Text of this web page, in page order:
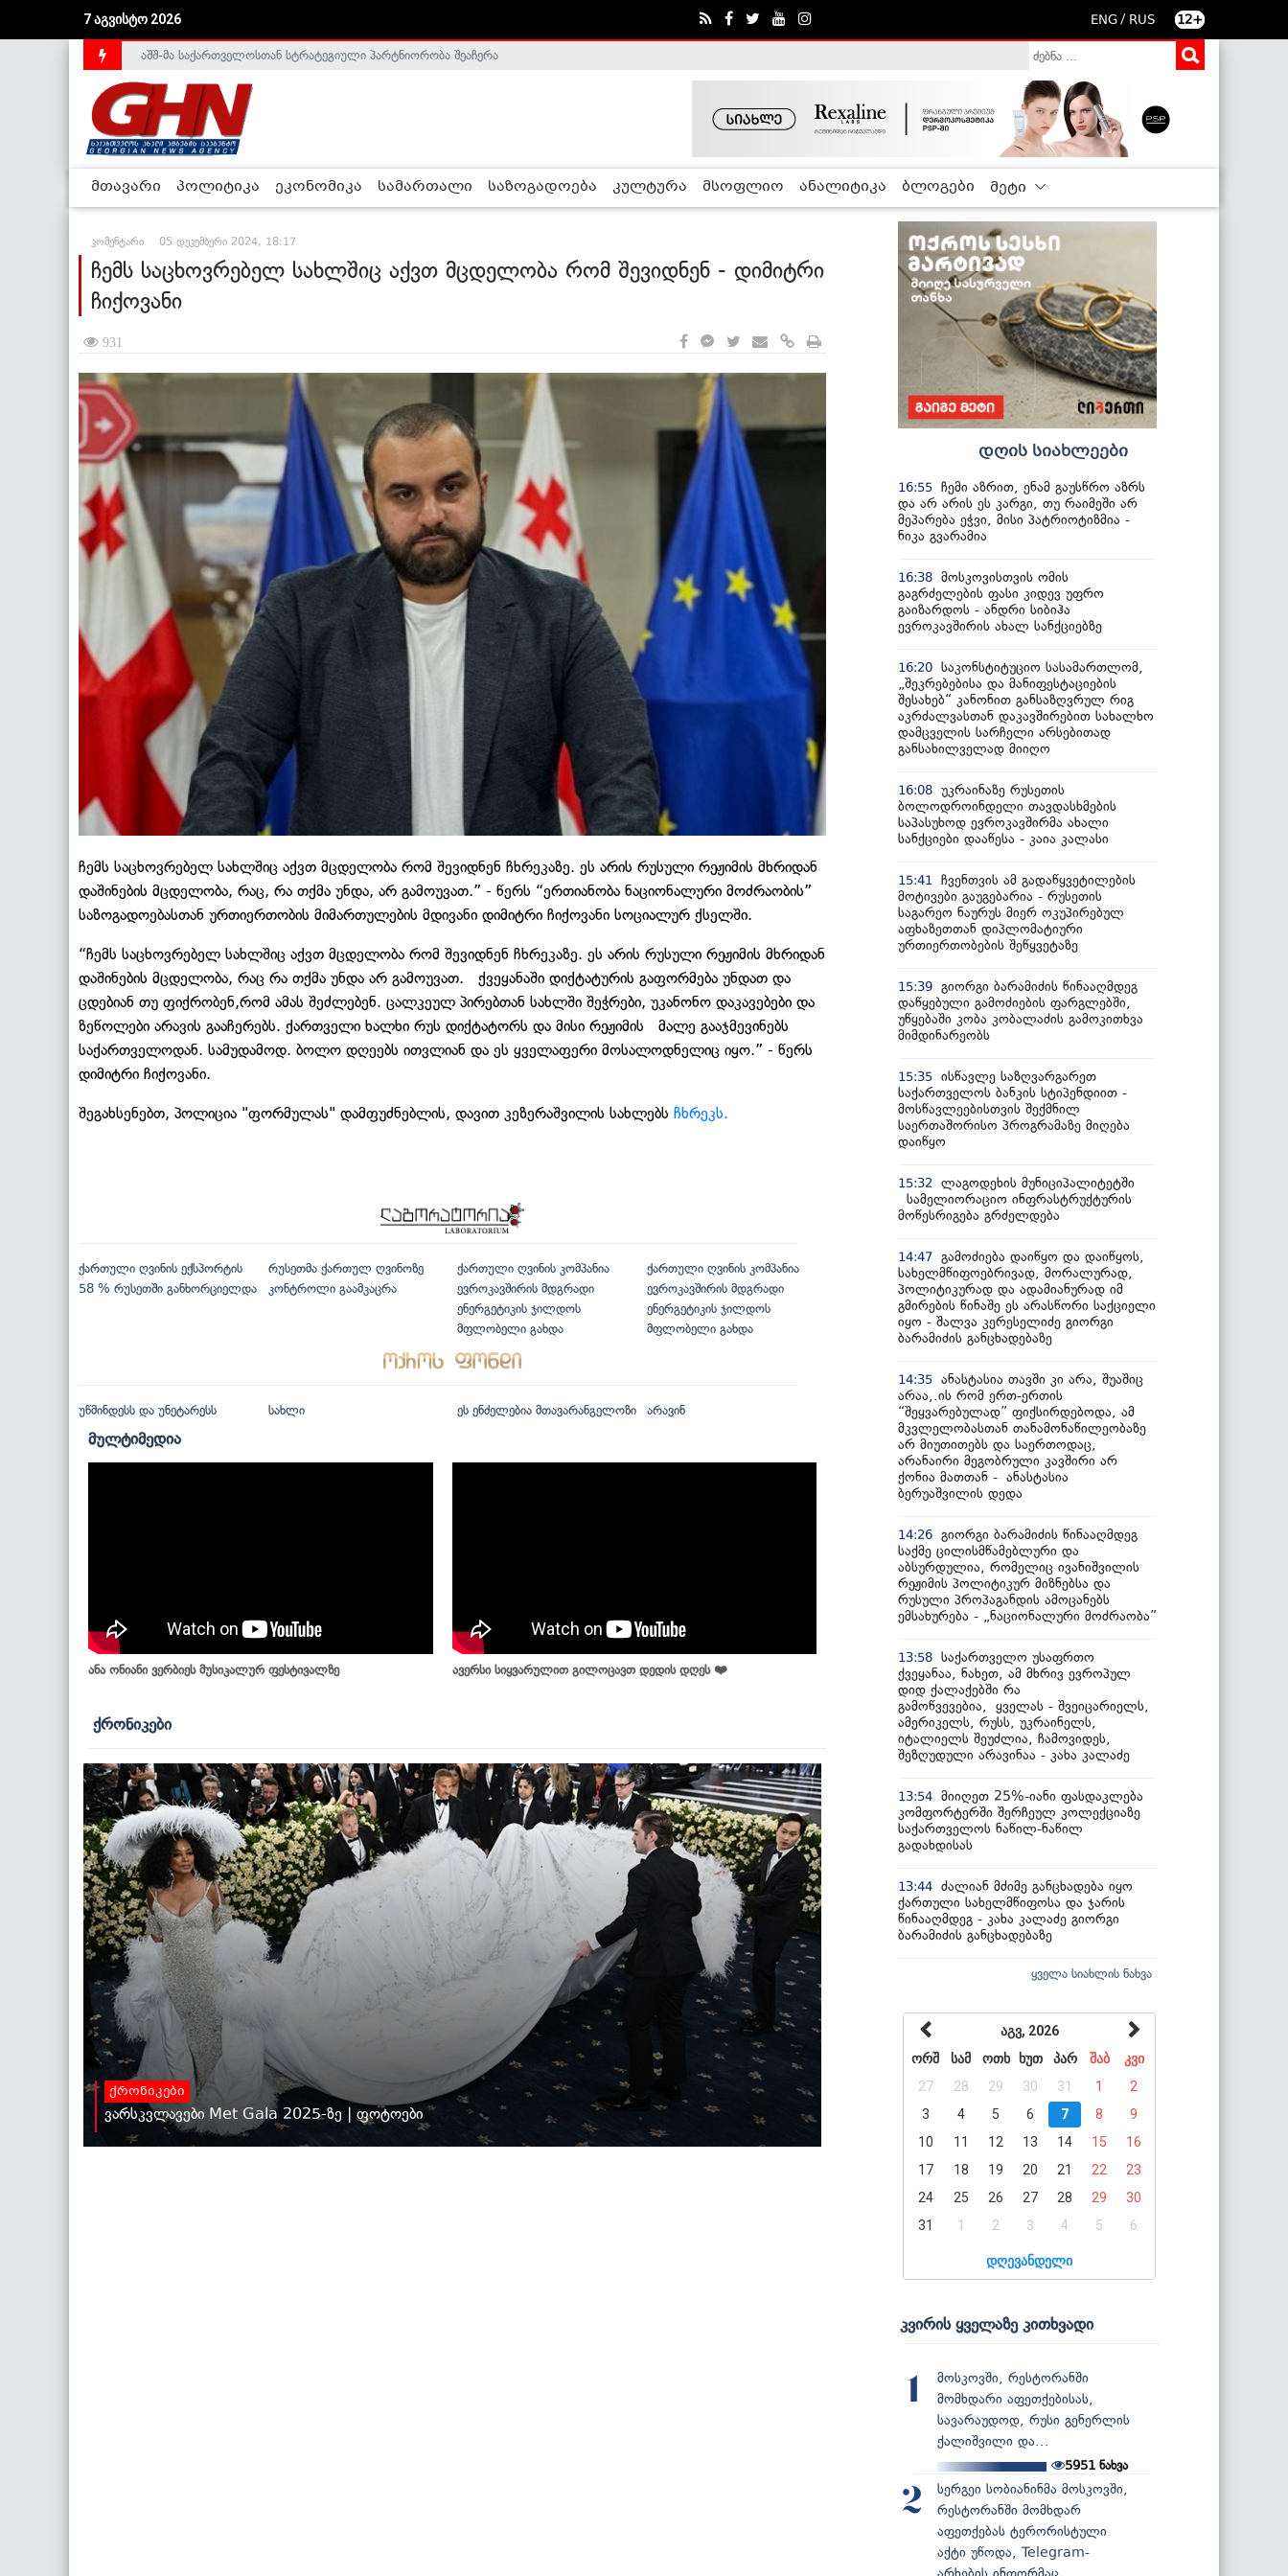
7 აგვისტო 2026 ENG / RUS 12+
საქართველოს დე-ფაქტო მთავრობა არალეგიტიმურია - ჰელსინკის კომისია
აშშ-მა საქართველოსთან სტრატეგიული პარტნიორობა შეაჩერა
მთავარი პოლიტიკა ეკონომიკა სამართალი საზოგადოება კულტურა მსოფლიო ანალიტიკა ბლოგები მეტი
კომენტარი 05 დეკემბერი 2024, 18:17
ჩემს საცხოვრებელ სახლშიც აქვთ მცდელობა რომ შევიდნენ - დიმიტრი
ჩიქოვანი
931
ჩემს საცხოვრებელ სახლშიც აქვთ მცდელობა რომ შევიდნენ ჩხრეკაზე. ეს არის რუსული რეჟიმის მხრიდან
დაშინების მცდელობა, რაც, რა თქმა უნდა, არ გამოუვათ.” - წერს “ერთიანობა ნაციონალური მოძრაობის”
საზოგადოებასთან ურთიერთობის მიმართულების მდივანი დიმიტრი ჩიქოვანი სოციალურ ქსელში.
“ჩემს საცხოვრებელ სახლშიც აქვთ მცდელობა რომ შევიდნენ ჩხრეკაზე. ეს არის რუსული რეჟიმის მხრიდან
დაშინების მცდელობა, რაც რა თქმა უნდა არ გამოუვათ. ქვეყანაში დიქტატურის გაფორმება უნდათ და
ცდებიან თუ ფიქრობენ,რომ ამას შეძლებენ. ცალკეულ პირებთან სახლში შეჭრები, უკანონო დაკავებები და
ზეწოლები არავის გააჩერებს. ქართველი ხალხი რუს დიქტატორს და მისი რეჟიმის მალე გააჯმევინებს
საქართველოდან. სამუდამოდ. ბოლო დღეებს ითვლიან და ეს ყველაფერი მოსალოდნელიც იყო.” - წერს
დიმიტრი ჩიქოვანი.
შეგახსენებთ, პოლიცია "ფორმულას" დამფუძნებლის, დავით კეზერაშვილის სახლებს ჩხრეკს.
ქართული ღვინის ექსპორტის
58 % რუსეთში განხორციელდა
რუსეთმა ქართულ ღვინოზე
კონტროლი გაამკაცრა
ქართული ღვინის კომპანია
ევროკავშირის მდგრადი
ენერგეტიკის ჯილდოს
მფლობელი გახდა
ქართული ღვინის კომპანია
ევროკავშირის მდგრადი
ენერგეტიკის ჯილდოს
მფლობელი გახდა
უწმინდესს და უნეტარესს სახლი ეს ენძელებია მთავარანგელოზი არავინ
მულტიმედია
ანა ონიანი ვერბიეს მუსიკალურ ფესტივალზე ავერსი სიყვარულით გილოცავთ დედის დღეს ❤️
ქრონიკები
ქრონიკები
ვარსკვლავები Met Gala 2025-ზე | ფოტოები
დღის სიახლეები
16:55 ჩემი აზრით, ენამ გაუსწრო აზრს
და არ არის ეს კარგი, თუ რაიმეში არ
მეპარება ეჭვი, მისი პატრიოტიზმია -
ნიკა გვარამია
16:38 მოსკოვისთვის ომის
გაგრძელების ფასი კიდევ უფრო
გაიზარდოს - ანდრი სიბიჰა
ევროკავშირის ახალ სანქციებზე
16:20 საკონსტიტუციო სასამართლომ,
„შეკრებებისა და მანიფესტაციების
შესახებ“ კანონით განსაზღვრულ რიგ
აკრძალვასთან დაკავშირებით სახალხო
დამცველის სარჩელი არსებითად
განსახილველად მიიღო
16:08 უკრაინაზე რუსეთის
ბოლოდროინდელი თავდასხმების
საპასუხოდ ევროკავშირმა ახალი
სანქციები დააწესა - კაია კალასი
15:41
ჩვენთვის ამ გადაწყვეტილების
მოტივები გაუგებარია - რუსეთის
საგარეო ნაურუს მიერ ოკუპირებულ
აფხაზეთთან დიპლომატიური
ურთიერთობების შეწყვეტაზე
15:39 გიორგი ბარამიძის წინააღმდეგ
დაწყებული გამოძიების ფარგლებში,
უწყებაში კობა კობალაძის გამოკითხვა
მიმდინარეობს
15:35 ისწავლე საზღვარგარეთ
საქართველოს ბანკის სტიპენდიით -
მოსწავლეებისთვის შექმნილ
საერთაშორისო პროგრამაზე მიღება
დაიწყო
15:32
ლაგოდეხის მუნიციპალიტეტში
სამელიორაციო ინფრასტრუქტურის
მოწესრიგება გრძელდება
14:47 გამოძიება დაიწყო და დაიწყოს,
სახელმწიფოებრივად, მორალურად,
პოლიტიკურად და ადამიანურად იმ
გმირების წინაშე ეს არასწორი საქციელი
იყო - შალვა კერესელიძე გიორგი
ბარამიძის განცხადებაზე
14:35 ანასტასია თავში კი არა, შუაშიც
არაა,.ის რომ ერთ-ერთის
“შეყვარებულად” ფიქსირდებოდა, ამ
მკვლელობასთან თანამონაწილეობაზე
არ მიუთითებს და საერთოდაც,
არანაირი მეგობრული კავშირი არ
ქონია მათთან - ანასტასია
ბერუაშვილის დედა
14:26 გიორგი ბარამიძის წინააღმდეგ
საქმე ცილისმწამებლური და
აბსურდულია, რომელიც ივანიშვილის
რეჟიმის პოლიტიკურ მიზნებსა და
რუსული პროპაგანდის ამოცანებს
ემსახურება - „ნაციონალური მოძრაობა”
13:58 საქართველო უსაფრთო
ქვეყანაა, ნახეთ, ამ მხრივ ევროპულ
დიდ ქალაქებში რა
გამოწვევებია, ყველას - შვეიცარიელს,
ამერიკელს, რუსს, უკრაინელს,
იტალიელს შეუძლია, ჩამოვიდეს,
შეზღუდული არავინაა - კახა კალაძე
13:54 მიიღეთ 25%-იანი ფასდაკლება
კომფორტერში შერჩეულ კოლექციაზე
საქართველოს ნაწილ-ნაწილ
გადახდისას
13:44 ძალიან მძიმე განცხადება იყო
ქართული სახელმწიფოსა და ჯარის
წინააღმდეგ - კახა კალაძე გიორგი
ბარამიძის განცხადებაზე
ყველა სიახლის ნახვა
აგვ, 2026
ორშ
სამ ოთხ ხუთ პარ შაბ
კვი
27
28 29 30 31 1
2
3
4 5 6 7 8
9
10
11 12 13 14 15
16
17
18 19 20 21 22
23
24
25 26 27 28 29
30
31
1 2 3 4 5 6
დღევანდელი
კვირის ყველაზე კითხვადი
1
მოსკოვში, რესტორანში
მომხდარი აფეთქებისას,
სავარაუდოდ, რუსი გენერლის
ქალიშვილი და...
5951 ნახვა
2
სერგეი სობიანინმა მოსკოვში,
რესტორანში მომხდარ
აფეთქებას ტერორისტული
აქტი უწოდა, Telegram-